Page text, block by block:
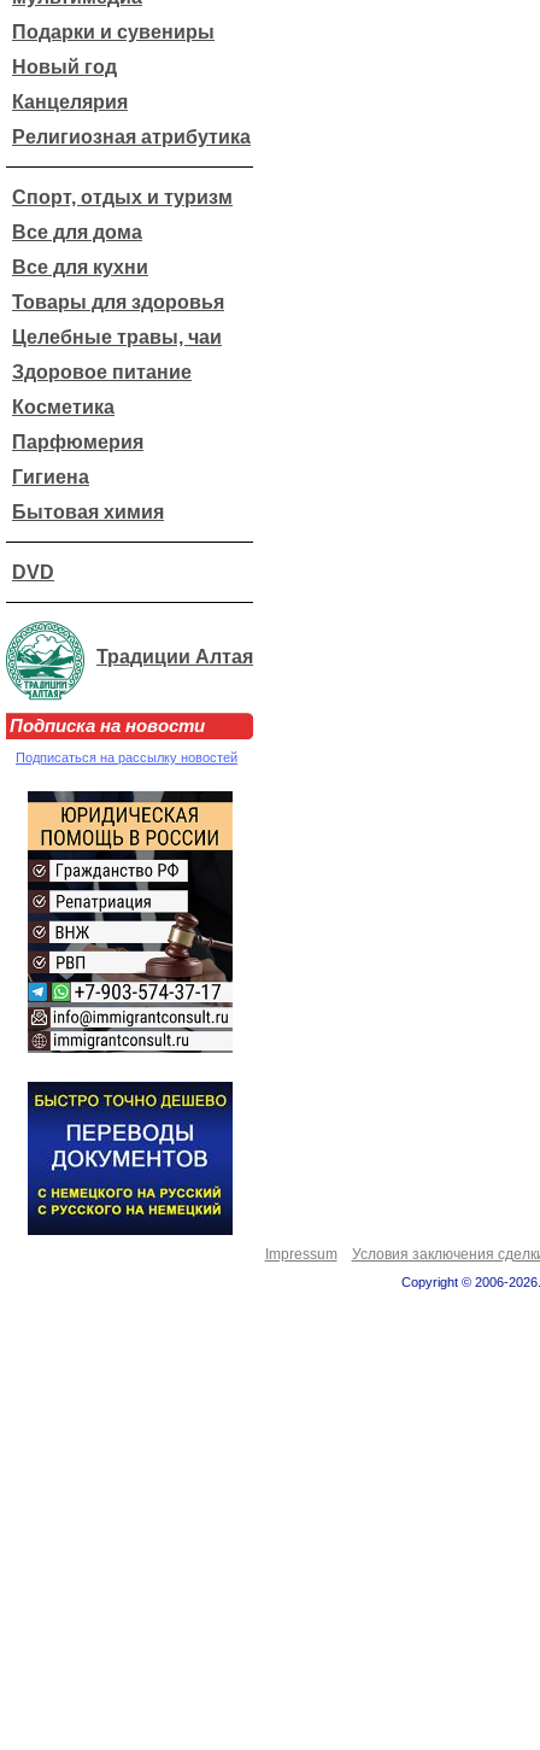
Подарки и сувениры
Новый год
Канцелярия
Религиозная атрибутика
Спорт, отдых и туризм
Все для дома
Все для кухни
Товары для здоровья
Целебные травы, чаи
Здоровое питание
Косметика
Парфюмерия
Гигиена
Бытовая химия
DVD
Традиции Алтая
Подписка на новости
Подписаться на рассылку новостей
Impressum Условия заключения
Copyright © 2006-